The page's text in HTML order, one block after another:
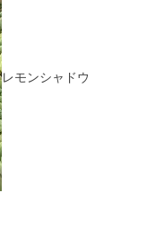
レモンシャドウ